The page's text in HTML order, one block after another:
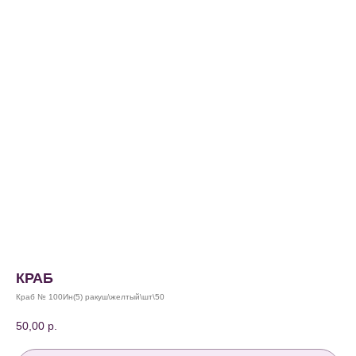
КРАБ
Краб № 100Ин(5) ракуш\желтый\шт\50
50,00 р.